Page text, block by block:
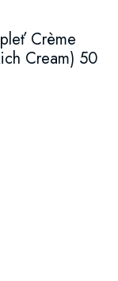
Crème
Cream) 50